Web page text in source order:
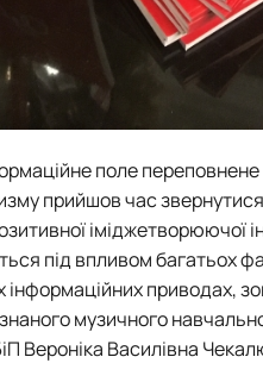
поле
прийшов час
іміджетворюючої
під впливом багатьох
інформаційних приводах,
музичного
Вероніка Василівна